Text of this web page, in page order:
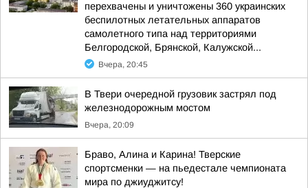
перехвачены и уничтожены 360 украинских
беспилотных летательных аппаратов
самолетного типа над территориями
Белгородской, Брянской, Калужской...
Вчера, 20:45
В Твери очередной грузовик застрял под
железнодорожным мостом
Вчера, 20:09
Браво, Алина и Карина! Тверские
спортсменки — на пьедестале чемпионата
мира по джиуджитсу!